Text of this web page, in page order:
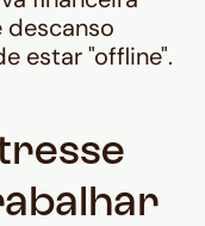
estar "offline".